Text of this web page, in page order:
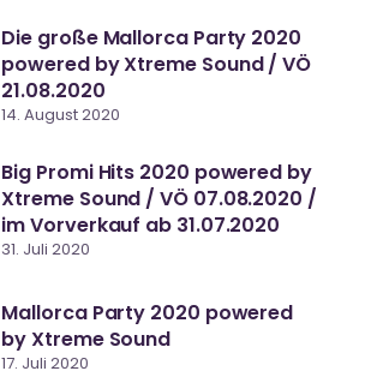
Die große Mallorca Party 2020
powered by Xtreme Sound / VÖ
21.08.2020
14. August 2020
Big Promi Hits 2020 powered by
Xtreme Sound / VÖ 07.08.2020 /
im Vorverkauf ab 31.07.2020
31. Juli 2020
Mallorca Party 2020 powered
by Xtreme Sound
17. Juli 2020